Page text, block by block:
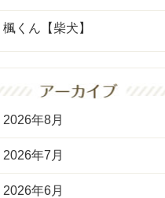
楓くん【柴犬】
2026年8月
2026年7月
2026年6月